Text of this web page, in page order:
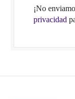
¡No
privacidad